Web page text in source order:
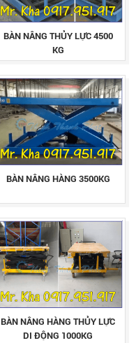
BÀN NÂNG THỦY LỰC 4500
KG
BÀN NÂNG HÀNG 3500KG
BÀN NÂNG HÀNG THỦY LỰC
DI ĐỘNG 1000KG